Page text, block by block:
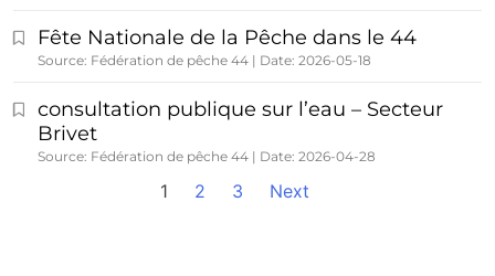
Fête Nationale de la Pêche dans le 44
Source: Fédération de pêche 44 Date: 2026-05-18
consultation publique sur l’eau – Secteur
Brivet
Source: Fédération de pêche 44 Date: 2026-04-28
1 2 3 Next